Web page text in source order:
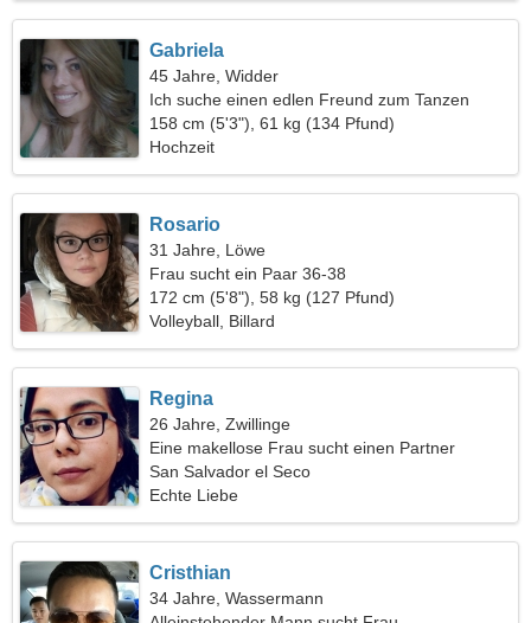
Gabriela
45 Jahre, Widder
Ich suche einen edlen Freund zum Tanzen
158 cm (5'3"), 61 kg (134 Pfund)
Hochzeit
Rosario
31 Jahre, Löwe
Frau sucht ein Paar 36-38
172 cm (5'8"), 58 kg (127 Pfund)
Volleyball, Billard
Regina
26 Jahre, Zwillinge
Eine makellose Frau sucht einen Partner
San Salvador el Seco
Echte Liebe
Cristhian
34 Jahre, Wassermann